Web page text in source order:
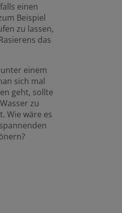
einen
Beispiel
zu lassen,
das
einem
sich mal
geht, sollte
zu
Wie wäre es